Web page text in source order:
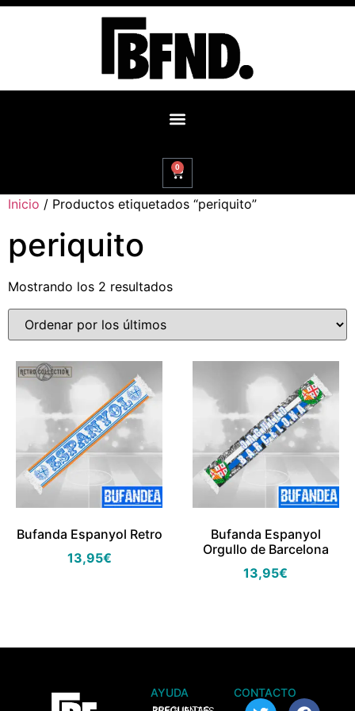
0
Inicio / Productos etiquetados “periquito”
periquito
Mostrando los 2 resultados
Bufanda Espanyol Retro
13,95€
Bufanda Espanyol
Orgullo de Barcelona
13,95€
AYUDA CONTACTO